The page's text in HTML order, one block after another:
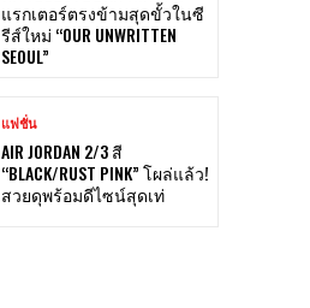
แรกเตอร์ตรงข้ามสุดขั้วในซี
รีส์ใหม่ “OUR UNWRITTEN
SEOUL”
แฟชั่น
AIR JORDAN 2/3 สี
“BLACK/RUST PINK” โผล่แล้ว!
สวยดุพร้อมดีไซน์สุดเท่